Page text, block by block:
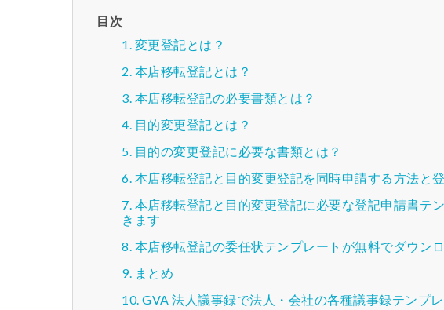
目次
変更登記とは？
本店移転登記とは？
本店移転登記の必要書類とは？
目的変更登記とは？
目的の変更登記に必要な書類とは？
本店移転登記と目的変更登記を同時申請する方法と
本店移転登記と目的変更登記に必要な登記申請書テ
きます
本店移転登記の委任状テンプレートが無料でダウン
まとめ
GVA 法人議事録で法人・会社の各種議事録テンプ